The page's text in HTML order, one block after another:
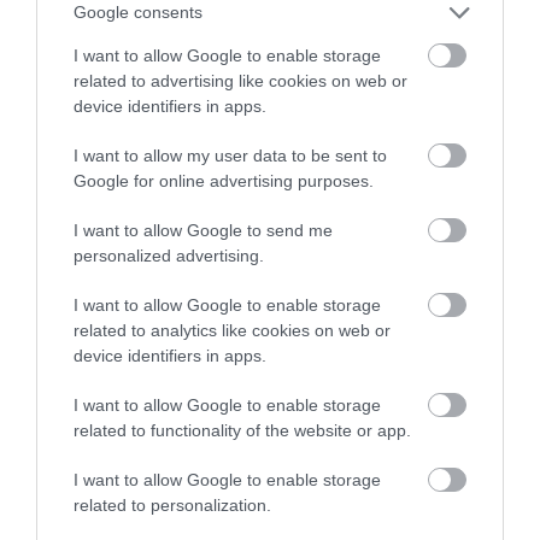
Google consents
I want to allow Google to enable storage
related to advertising like cookies on web or
device identifiers in apps.
I want to allow my user data to be sent to
Google for online advertising purposes.
I want to allow Google to send me
personalized advertising.
I want to allow Google to enable storage
related to analytics like cookies on web or
device identifiers in apps.
I want to allow Google to enable storage
related to functionality of the website or app.
I want to allow Google to enable storage
related to personalization.
Bács Ildikó
Vegyes haltál kapormártással
található az étlapon, 2,490,- Ft.
A halat nem fűszerezik, a
ponty zsíros, és a bőrét nem
mártást. Azt
ígérték,telefonálásomkor, hogy
utólag kihozzák, mivel házhoz-
szállítással rendeltem, de nem
hozták ki.
hogy tartok itthon sajtot,
zöldségeket, stb... így
pótoltam, amit az .étterem nem
tett rá. Többé nem rendelek